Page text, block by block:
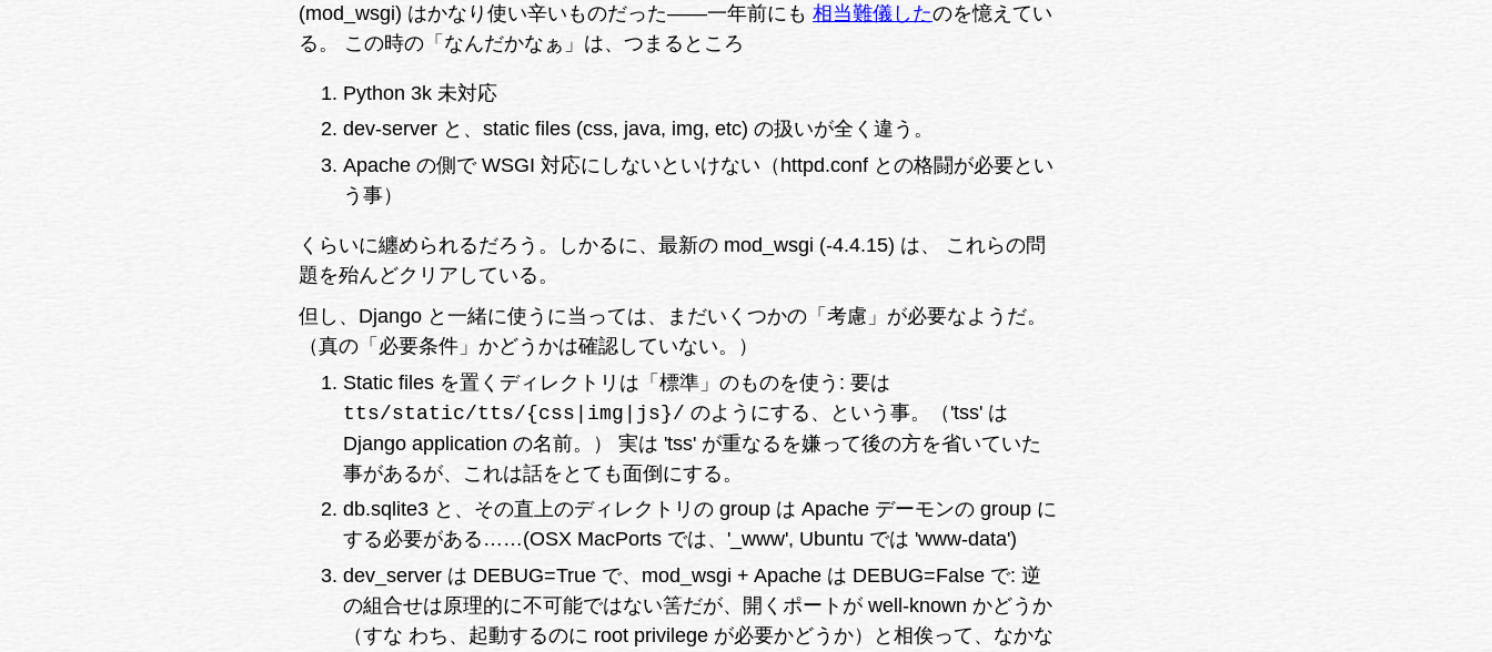
(mod_wsgi) はかなり使い辛いものだった——一年前にも 相当難儀したのを憶えてい
る。 この時の「なんだかなぁ」は、つまるところ
Python 3k 未対応
dev-server と、static files (css, java, img, etc) の扱いが全く違う。
Apache の側で WSGI 対応にしないといけない（httpd.conf との格闘が必要とい
う事）
くらいに纏められるだろう。しかるに、最新の mod_wsgi (-4.4.15) は、 これらの問
題を殆んどクリアしている。
但し、Django と一緒に使うに当っては、まだいくつかの「考慮」が必要なようだ。
（真の「必要条件」かどうかは確認していない。）
Static files を置くディレクトリは「標準」のものを使う: 要は
tts/static/tts/{css|img|js}/ のようにする、という事。（'tss' は
Django application の名前。） 実は 'tss' が重なるを嫌って後の方を省いていた
事があるが、これは話をとても面倒にする。
db.sqlite3 と、その直上のディレクトリの group は Apache デーモンの group に
する必要がある……(OSX MacPorts では、'_www', Ubuntu では 'www-data')
dev_server は DEBUG=True で、mod_wsgi + Apache は DEBUG=False で: 逆
の組合せは原理的に不可能ではない筈だが、開くポートが well-known かどうか
（すな わち、起動するのに root privilege が必要かどうか）と相俟って、なかな